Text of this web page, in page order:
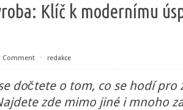
Klíč k modernímu
Comment ⋅ redakce
dočtete o tom, co se hodí pro
zde mimo jiné i mnoho